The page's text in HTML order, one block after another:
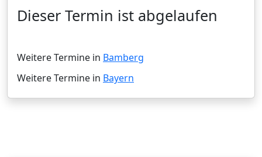
Dieser Termin ist abgelaufen
Weitere Termine in Bamberg
Weitere Termine in Bayern